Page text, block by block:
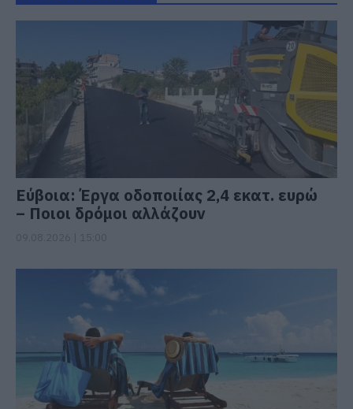
Εύβοια: Έργα οδοποιίας 2,4 εκατ. ευρώ
– Ποιοι δρόμοι αλλάζουν